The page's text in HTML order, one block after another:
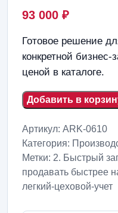
93 000 ₽
Готовое решение
конкретной
ценой в каталоге.
Добавить в
Артикул: ARK-0610
Категория:
Метки: 2. Быстрый
продавать быстрее
легкий-цеховой-учет